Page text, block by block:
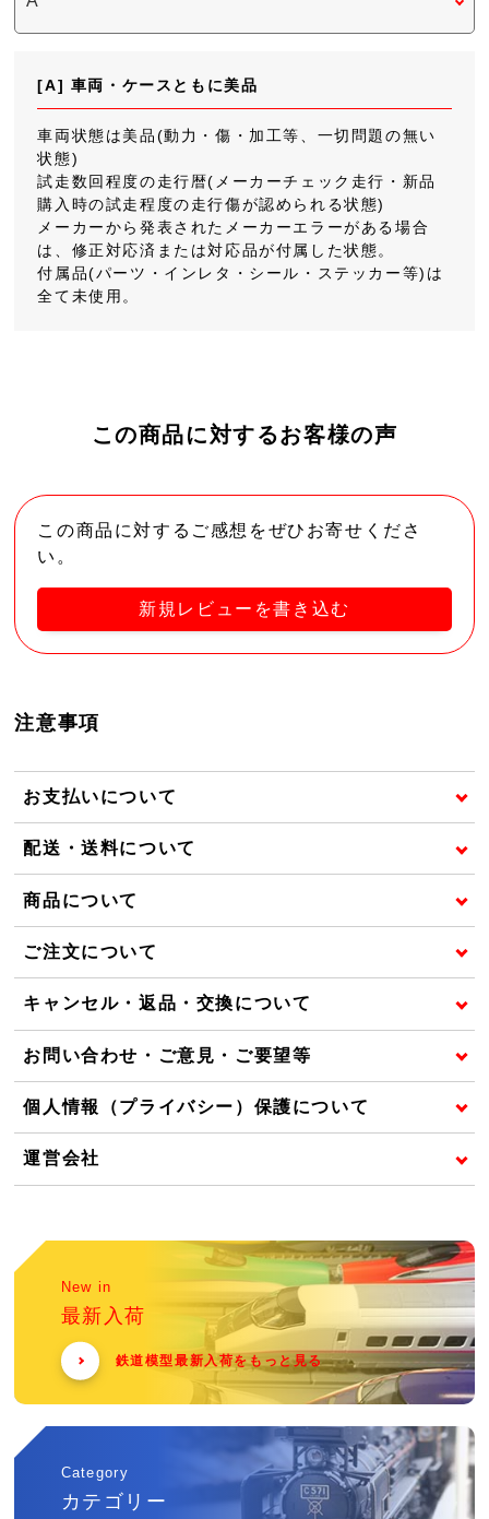
[A] 車両・ケースともに美品
車両状態は美品(動力・傷・加工等、一切問題の無い
状態)
試走数回程度の走行暦(メーカーチェック走行・新品
購入時の試走程度の走行傷が認められる状態)
メーカーから発表されたメーカーエラーがある場合
は、修正対応済または対応品が付属した状態。
付属品(パーツ・インレタ・シール・ステッカー等)は
全て未使用。
この商品に対するお客様の声
この商品に対するご感想をぜひお寄せくださ
い。
新規レビューを書き込む
注意事項
お支払いについて
配送・送料について
商品について
ご注文について
キャンセル・返品・交換について
お問い合わせ・ご意見・ご要望等
個人情報（プライバシー）保護について
運営会社
New in
最新入荷
鉄道模型最新入荷をもっと見る
Category
カテゴリー